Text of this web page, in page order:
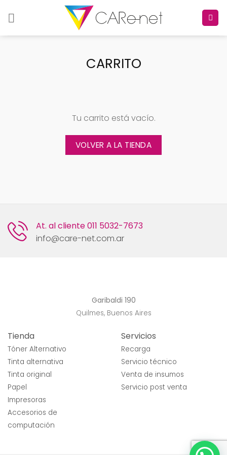
CARRITO
Tu carrito está vacío.
VOLVER A LA TIENDA
At. al cliente011 5032-7673
info@care-net.com.ar
Garibaldi 190
Quilmes, Buenos Aires
Tienda
Tóner Alternativo
Tinta alternativa
Tinta original
Papel
Impresoras
Accesorios de
computación
Servicios
Recarga
Servicio técnico
Venta de insumos
Servicio post venta